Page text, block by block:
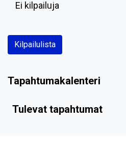
Ei kilpailuja
Kilpailulista
Tapahtumakalenteri
Tulevat tapahtumat